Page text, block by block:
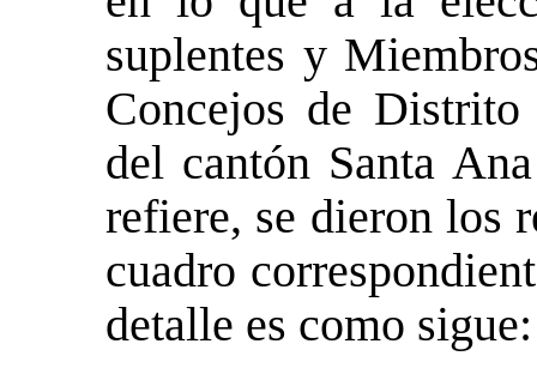
suplentes y
Concejos de
del cantón Santa
refiere, se dieron los
cuadro
detalle es como sigue: